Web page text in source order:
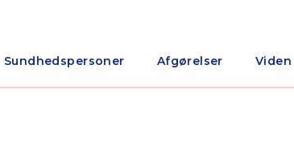
Sundhedspersoner Afgørelser Viden